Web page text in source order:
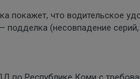
покажет, что водительское
подделка (несовпадение